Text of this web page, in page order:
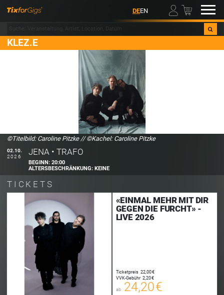
DEEN 00
KLEZ.E
©Titelbild: Caroline Pitzke // ©Kachel: Caroline Pitzke
02.10.
2026
JENA •TRAFO
BEGINN:20:00
ALTERSBESCHRÄNKUNG:KEINE
TICKETS
«EINMAL MEHR MIT DIR
GEGEN DIE FURCHT» -
LIVE 2026
Ticketpreis 22,00 €
VVK-Gebühr 2,20 €
ab 24,20 €
00